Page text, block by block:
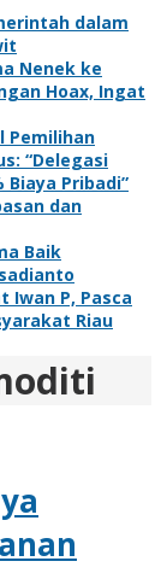
dalam
Nenek ke
Hoax, Ingat
Pemilihan
“Delegasi
Biaya Pribadi”
dan
Baik
Iwan P, Pasca
Riau